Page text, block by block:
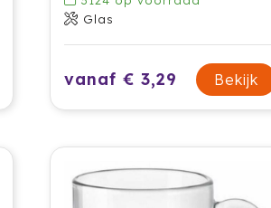
Glas
vanaf € 3,29 Bekijk